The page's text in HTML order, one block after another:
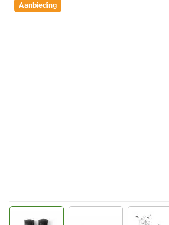
Aanbieding
View larger image